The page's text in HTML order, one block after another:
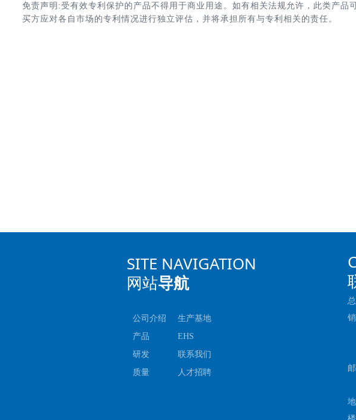
免责声明:受有效专利保护的产品不得用于商业用途。如有相关法规允许，此类产品
买方应对各自市场的专利情况进行独立评估，并将承担所有与专利相关的责任。
公司介绍
产品
研发
质量
生产基地
EHS
联系我们
人才招聘
SITE NAVIGATION
网站导航